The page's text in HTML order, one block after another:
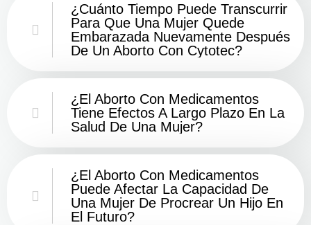
¿Cuánto Tiempo Puede Transcurrir
Para Que Una Mujer Quede
Embarazada Nuevamente Después
De Un Aborto Con Cytotec?
¿El Aborto Con Medicamentos
Tiene Efectos A Largo Plazo En La
Salud De Una Mujer?
¿El Aborto Con Medicamentos
Puede Afectar La Capacidad De
Una Mujer De Procrear Un Hijo En
El Futuro?